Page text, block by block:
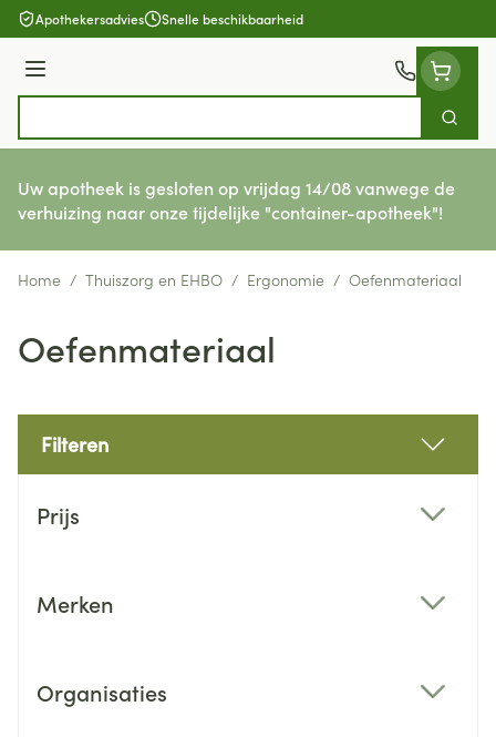
Ga naar de inhoud
Apothekersadvies Snelle beschikbaarheid
Menu
Zoek
Uw apotheek is gesloten op vrijdag 14/08 vanwege de
verhuizing naar onze tijdelijke "container-apotheek"!
Home / Thuiszorg en EHBO / Ergonomie / Oefenmateriaal
Oefenmateriaal
Filteren
Prijs
Merken
Organisaties